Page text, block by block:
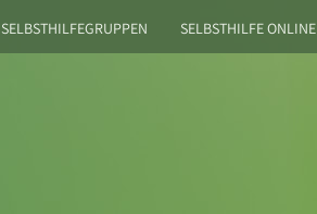
SELBSTHILFEGRUPPEN SELBSTHILFE ONLINE